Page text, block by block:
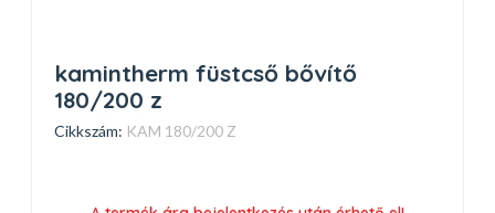
kamintherm füstcső bővítő
180/200 z
Cikkszám: KAM 180/200 Z